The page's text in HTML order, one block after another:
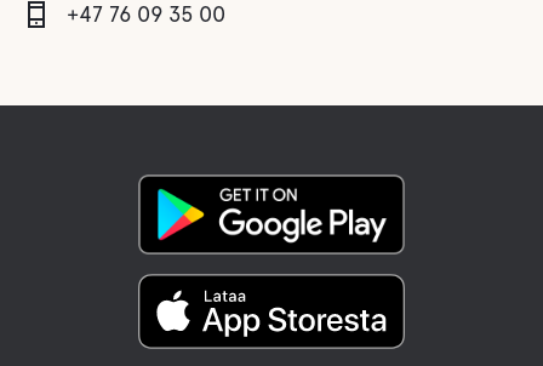
+47 76 09 35 00